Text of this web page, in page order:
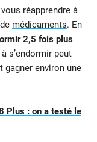
réapprendre à
médicaments. En
2,5 fois plus
s’endormir peut
gagner environ une
Plus : on a testé le